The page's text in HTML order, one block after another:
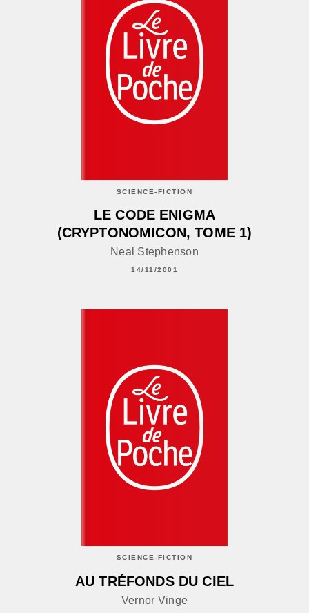
SCIENCE-FICTION
LE CODE ENIGMA
(CRYPTONOMICON, TOME 1)
Neal Stephenson
14/11/2001
SCIENCE-FICTION
AU TRÉFONDS DU CIEL
Vernor Vinge